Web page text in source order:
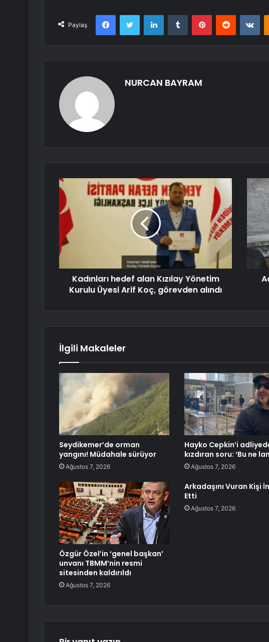
Paylaş
FacebookTwitter LinkedInTumblr PinterestReddit
NURCAN BAYRAM
Kadınları hedef alan Kızılay Yönetim
Kurulu Üyesi Arif Koç, görevden alındı
İlgili Makaleler
Seydikemer’de orman
yangını! Müdahale sürüyor
Ağustos 7, 2026
Hayko Cepkin’i
kızdıran soru: ‘Bu ne
Ağustos 7, 2026
Özgür Özel’in ‘genel başkan’
unvanı TBMM’nin resmi
sitesinden kaldırıldı
Ağustos 7, 2026
Arkadaşını Vuran Kişi
Etti
Ağustos 7, 2026